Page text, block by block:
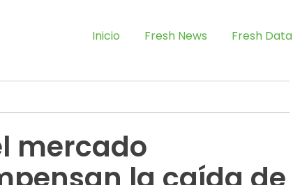
Inicio Fresh News Fresh Data
mercado